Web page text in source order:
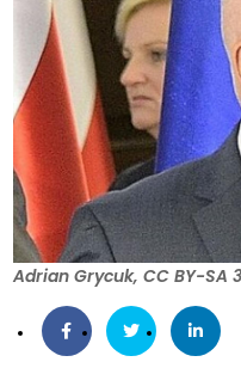
Adrian Grycuk, CC BY-SA